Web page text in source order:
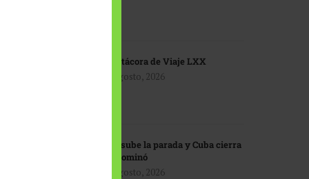
Bitácora de Viaje LXX
3 agosto, 2026
EU sube la parada y Cuba cierra
el dominó
3 agosto, 2026